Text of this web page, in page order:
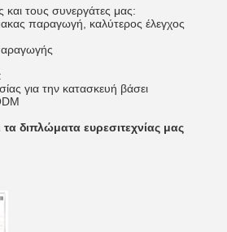
και τους συνεργάτες μας:
παραγωγή, καλύτερος έλεγχος
για την κατασκευή βάσει
διπλώματα ευρεσιτεχνίας μας